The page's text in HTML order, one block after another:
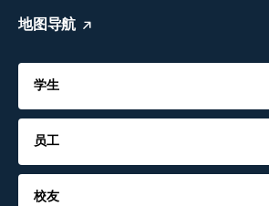
地图导航
学生
员工
校友